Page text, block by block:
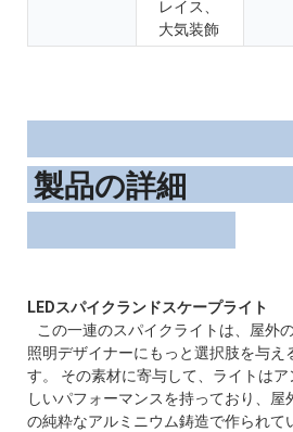
レイス、
大気装飾
製品の
この一連のスパイクライトは、屋外
照明デザイナーにもっと選択肢を与え
す。 その素材に寄与して、ライトは
しいパフォーマンスを持っており、屋
の純粋なアルミニウム鋳造で作られて